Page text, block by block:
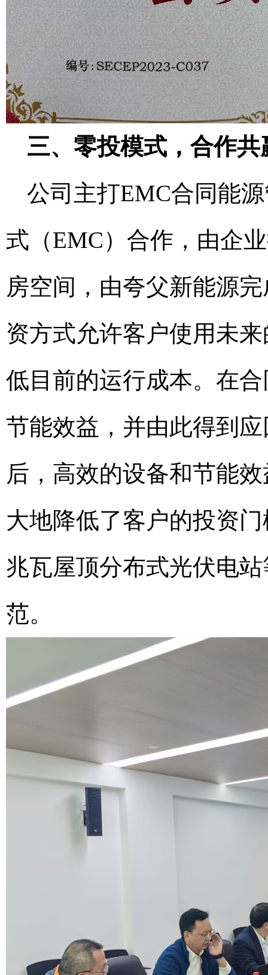
三、零投模式，合作共
公司主打EMC合同能
式（EMC）合作，由企
房空间，由夸父新能源
资方式允许客户使用未
低目前的运行成本。在
节能效益，并由此得到
后，高效的设备和节能
大地降低了客户的投资
兆瓦屋顶分布式光伏电
范。